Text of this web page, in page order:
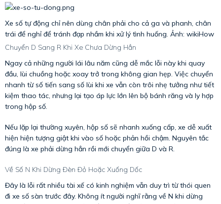
Xe số tự động chỉ nên dùng chân phải cho cả ga và phanh, chân
trái để nghỉ để tránh đạp nhầm khi xử lý tình huống. Ảnh: wikiHow
Chuyển D Sang R Khi Xe Chưa Dừng Hẳn
Ngay cả những người lái lâu năm cũng dễ mắc lỗi này khi quay
đầu, lùi chuồng hoặc xoay trở trong không gian hẹp. Việc chuyển
nhanh từ số tiến sang số lùi khi xe vẫn còn trôi nhẹ tưởng như tiết
kiệm thao tác, nhưng lại tạo áp lực lớn lên bộ bánh răng và ly hợp
trong hộp số.
Nếu lặp lại thường xuyên, hộp số sẽ nhanh xuống cấp, xe dễ xuất
hiện hiện tượng giật khi vào số hoặc phản hồi chậm. Nguyên tắc
đúng là xe phải dừng hẳn rồi mới chuyển giữa D và R.
Về Số N Khi Dừng Đèn Đỏ Hoặc Xuống Dốc
Đây là lỗi rất nhiều tài xế có kinh nghiệm vẫn duy trì từ thói quen
đi xe số sàn trước đây. Không ít người nghĩ rằng về N khi dừng